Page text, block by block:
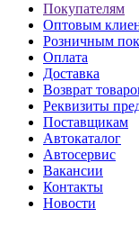
Покупателям
Оптовым
Розничным
Оплата
Доставка
Возврат
Реквизиты
Поставщикам
Автокаталог
Автосервис
Вакансии
Контакты
Новости